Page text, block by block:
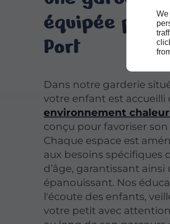
We
équipée près
Port
Dans notre garderie
votre enfant est accueilli
environnement
conçu pour favoriser
Chaque espace est
aux besoins spécifiques
d’âge, garantissant ainsi
épanouissant. Nos
l'écoute des enfants,
votre petit avec